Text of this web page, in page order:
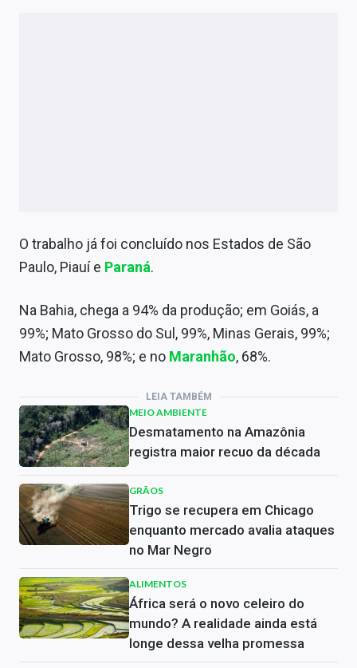
O trabalho já foi concluído nos Estados de São
Paulo, Piauí e Paraná.
Na Bahia, chega a 94% da produção; em Goiás, a
99%; Mato Grosso do Sul, 99%, Minas Gerais, 99%;
Mato Grosso, 98%; e no Maranhão, 68%.
LEIA TAMBÉM
MEIO AMBIENTE
Desmatamento na Amazônia
registra maior recuo da década
GRÃOS
Trigo se recupera em Chicago
enquanto mercado avalia ataques
no Mar Negro
ALIMENTOS
África será o novo celeiro do
mundo? A realidade ainda está
longe dessa velha promessa